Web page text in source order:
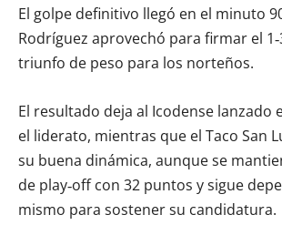
El golpe definitivo llegó en el minuto
Rodríguez aprovechó para firmar el
triunfo de peso para los norteños.
El resultado deja al Icodense lanzado
el liderato, mientras que el Taco San
su buena dinámica, aunque se
de play‑off con 32 puntos y sigue
mismo para sostener su candidatura.